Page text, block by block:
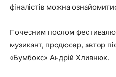
фіналістів можна
Почесним послом фестивалю
музикант, продюсер, автор
«Бумбокс» Андрій Хливнюк.